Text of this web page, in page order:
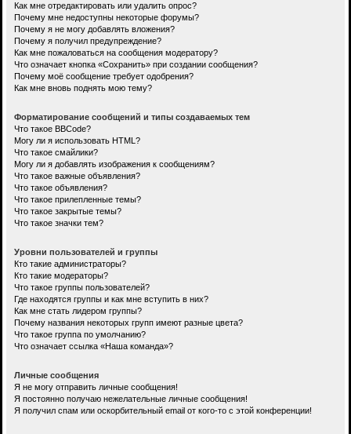
Как мне отредактировать или удалить опрос?
Почему мне недоступны некоторые форумы?
Почему я не могу добавлять вложения?
Почему я получил предупреждение?
Как мне пожаловаться на сообщения модератору?
Что означает кнопка «Сохранить» при создании сообщения?
Почему моё сообщение требует одобрения?
Как мне вновь поднять мою тему?
Форматирование сообщений и типы создаваемых тем
Что такое BBCode?
Могу ли я использовать HTML?
Что такое смайлики?
Могу ли я добавлять изображения к сообщениям?
Что такое важные объявления?
Что такое объявления?
Что такое прилепленные темы?
Что такое закрытые темы?
Что такое значки тем?
Уровни пользователей и группы
Кто такие администраторы?
Кто такие модераторы?
Что такое группы пользователей?
Где находятся группы и как мне вступить в них?
Как мне стать лидером группы?
Почему названия некоторых групп имеют разные цвета?
Что такое группа по умолчанию?
Что означает ссылка «Наша команда»?
Личные сообщения
Я не могу отправить личные сообщения!
Я постоянно получаю нежелательные личные сообщения!
Я получил спам или оскорбительный email от кого-то с этой конференции!